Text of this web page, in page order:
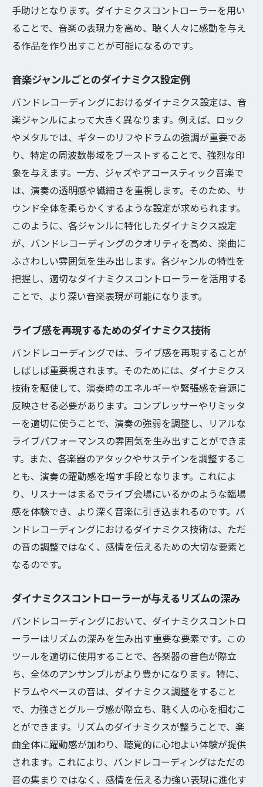
手助けとなります。ダイナミクスコントローラーを用い
ることで、音楽の表現力を高め、聴く人々に感動を与え
る作品を作り出すことが可能になるのです。
音楽ジャンルごとのダイナミクス設定例
バンドレコーディングにおけるダイナミクス設定は、音
楽ジャンルによって大きく異なります。例えば、ロック
やメタルでは、ギターのリフやドラムの強調が重要であ
り、特定の周波数帯域をブーストすることで、強烈な印
象を与えます。一方、ジャズやアコースティック音楽で
は、演奏の透明感や繊細さを重視します。そのため、サ
ウンド全体を柔らかくするような設定が求められます。
このように、各ジャンルに特化したダイナミクス設定
が、バンドレコーディングのクオリティを高め、楽曲に
ふさわしい雰囲気を生み出します。各ジャンルの特性を
把握し、適切なダイナミクスコントローラーを活用する
ことで、より深い音楽表現が可能になります。
ライブ感を再現するためのダイナミクス技術
バンドレコーディングでは、ライブ感を再現することが
しばしば重要視されます。そのためには、ダイナミクス
技術を駆使して、演奏時のエネルギーや緊張感を音源に
反映させる必要があります。コンプレッサーやリミッタ
ーを適切に使うことで、演奏の強弱を調整し、リアルな
ライブパフォーマンスの雰囲気を生み出すことができま
す。また、各楽器のアタックやサステインを調整するこ
とも、演奏の躍動感を増す手段となります。これによ
り、リスナーはまるでライブ会場にいるかのような臨場
感を体験でき、より深く音楽に引き込まれるのです。バ
ンドレコーディングにおけるダイナミクス技術は、ただ
の音の調整ではなく、感情を伝えるための大切な要素と
なるのです。
ダイナミクスコントローラーが与えるリズムの深み
バンドレコーディングにおいて、ダイナミクスコントロ
ーラーはリズムの深みを生み出す重要な要素です。この
ツールを適切に使用することで、各楽器の音色が際立
ち、全体のアンサンブルがより豊かになります。特に、
ドラムやベースの音は、ダイナミクス調整をすること
で、力強さとグルーヴ感が際立ち、聴く人の心を掴むこ
とができます。リズムのダイナミクスが整うことで、楽
曲全体に躍動感が加わり、聴覚的に心地よい体験が提供
されます。これにより、バンドレコーディングはただの
音の集まりではなく、感情を伝える力強い表現に進化す